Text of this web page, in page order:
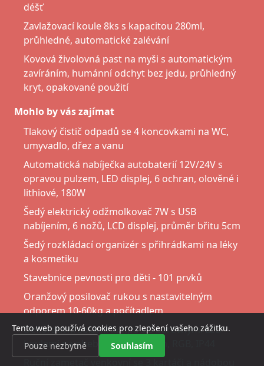
déšť
Zavlažovací koule 8ks s kapacitou 280ml,
průhledné, automatické zalévání
Kovová živolovná past na myši s automatickým
zavíráním, humánní odchyt bez jedu, průhledný
kryt, opakované použití
Mohlo by vás zajímat
Tlakový čistič odpadů se 4 koncovkami na WC,
umyvadlo, dřez a vanu
Automatická nabíječka autobaterií 12V/24V s
opravou pulzem, LED displej, 6 ochran, olověné i
lithiové, 180W
Šedý elektrický odžmolkovač 7W s USB
nabíjením, 6 nožů, LCD displej, průměr břitu 5cm
Šedý rozkládací organizér s přihrádkami na léky
a kosmetiku
Stavebnice pevnosti pro děti - 101 prvků
Oranžový posilovač rukou s nastavitelným
odporem 10-60kg a počítadlem
Dekorativní solární lampa s 8 barevnými LED
koulemi na ohebných ramenech, RGB, IP44
Tento web používá cookies pro zlepšení vašeho zážitku.
Pouze nezbytné
Souhlasím